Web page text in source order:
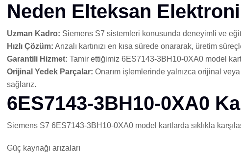
Neden Elteksan
Uzman Kadro: Siemens S7 sistemleri konusunda deneyimli ve
Hızlı Çözüm: Arızalı kartınızı en kısa sürede onararak, üretim
Garantili Hizmet: Tamir ettiğimiz 6ES7143-3BH10-0XA0 model
Orijinal Yedek Parçalar: Onarım işlemlerinde yalnızca orijinal
sağlarız.
6ES7143-3BH10-0XA0
Siemens S7 6ES7143-3BH10-0XA0 model kartlarda sıklıkla
Güç kaynağı arızaları